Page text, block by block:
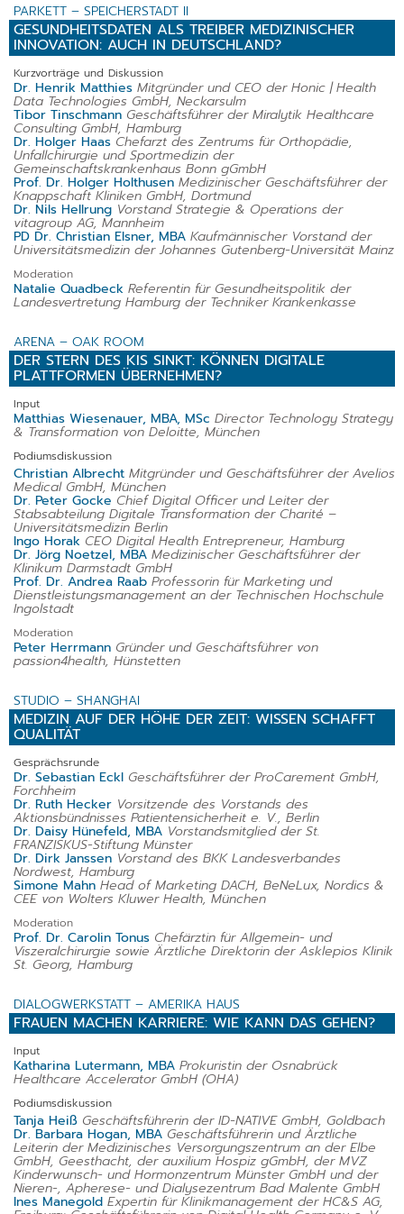
PARKETT – SPEICHERSTADT II
GESUNDHEITSDATEN ALS TREIBER MEDIZINISCHER
INNOVATION: AUCH IN DEUTSCHLAND?
Kurzvorträge und Diskussion
Dr. Henrik Matthies Mitgründer und CEO der Honic | Health
Data Technologies GmbH, Neckarsulm
Tibor Tinschmann Geschäftsführer der Miralytik Healthcare
Consulting GmbH, Hamburg
Dr. Holger Haas Chefarzt des Zentrums für Orthopädie,
Unfallchirurgie und Sportmedizin der
Gemeinschaftskrankenhaus Bonn gGmbH
Prof. Dr. Holger Holthusen Medizinischer Geschäftsführer der
Knappschaft Kliniken GmbH, Dortmund
Dr. Nils Hellrung Vorstand Strategie & Operations der
vitagroup AG, Mannheim
PD Dr. Christian Elsner, MBA Kaufmännischer Vorstand der
Universitätsmedizin der Johannes Gutenberg-Universität Mainz
Moderation
Natalie Quadbeck Referentin für Gesundheitspolitik der
Landesvertretung Hamburg der Techniker Krankenkasse
ARENA – OAK ROOM
DER STERN DES KIS SINKT: KÖNNEN DIGITALE
PLATTFORMEN ÜBERNEHMEN?
Input
Matthias Wiesenauer, MBA, MSc Director Technology Strategy
& Transformation von Deloitte, München
Podiumsdiskussion
Christian Albrecht Mitgründer und Geschäftsführer der Avelios
Medical GmbH, München
Dr. Peter Gocke Chief Digital Officer und Leiter der
Stabsabteilung Digitale Transformation der Charité –
Universitätsmedizin Berlin
Ingo Horak CEO Digital Health Entrepreneur, Hamburg
Dr. Jörg Noetzel, MBA Medizinischer Geschäftsführer der
Klinikum Darmstadt GmbH
Prof. Dr. Andrea Raab Professorin für Marketing und
Dienstleistungsmanagement an der Technischen Hochschule
Ingolstadt
Moderation
Peter Herrmann Gründer und Geschäftsführer von
passion4health, Hünstetten
STUDIO – SHANGHAI
MEDIZIN AUF DER HÖHE DER ZEIT: WISSEN SCHAFFT
QUALITÄT
Gesprächsrunde
Dr. Sebastian Eckl Geschäftsführer der ProCarement GmbH,
Forchheim
Dr. Ruth Hecker Vorsitzende des Vorstands des
Aktionsbündnisses Patientensicherheit e. V., Berlin
Dr. Daisy Hünefeld, MBA Vorstandsmitglied der St.
FRANZISKUS-Stiftung Münster
Dr. Dirk Janssen Vorstand des BKK Landesverbandes
Nordwest, Hamburg
Simone Mahn Head of Marketing DACH, BeNeLux, Nordics &
CEE von Wolters Kluwer Health, München
Moderation
Prof. Dr. Carolin Tonus Chefärztin für Allgemein- und
Viszeralchirurgie sowie Ärztliche Direktorin der Asklepios Klinik
St. Georg, Hamburg
DIALOGWERKSTATT – AMERIKA HAUS
FRAUEN MACHEN KARRIERE: WIE KANN DAS GEHEN?
Input
Katharina Lutermann, MBA Prokuristin der Osnabrück
Healthcare Accelerator GmbH (OHA)
Podiumsdiskussion
Tanja Heiß Geschäftsführerin der ID-NATIVE GmbH, Goldbach
Dr. Barbara Hogan, MBA Geschäftsführerin und Ärztliche
Leiterin der Medizinisches Versorgungszentrum an der Elbe
GmbH, Geesthacht, der auxilium Hospiz gGmbH, der MVZ
Kinderwunsch- und Hormonzentrum Münster GmbH und der
Nieren-, Apherese- und Dialysezentrum Bad Malente GmbH
Ines Manegold Expertin für Klinikmanagement der HC&S AG,